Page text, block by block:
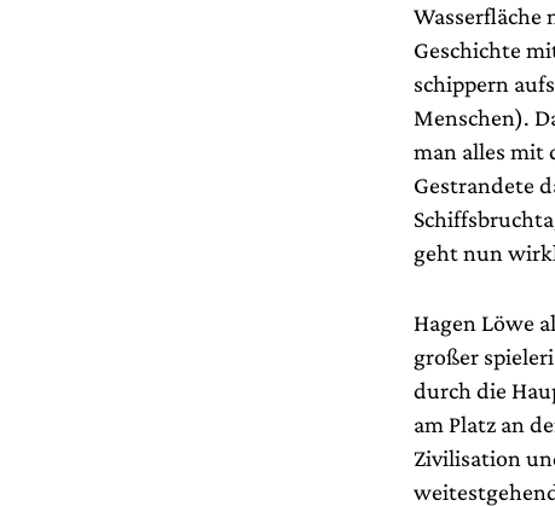
Wasserfläche
Geschichte
schippern
Menschen).
man alles mit
Gestrandete
geht nun
Hagen Löwe
großer
durch die
am Platz an
Zivilisation